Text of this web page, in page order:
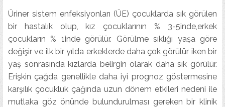
Üriner sistem enfeksiyonları (ÜE) çocuklarda sık görülen
bir hastalık olup, kız çocuklarının % 3-5inde,erkek
çocukların % 1inde görülür. Görülme sıklığı yaşa göre
değişir ve ilk bir yılda erkeklerde daha çok görülür iken bir
yaş sonrasında kızlarda belirgin olarak daha sık görülür.
Erişkin çağda genellikle daha iyi prognoz göstermesine
karşılık çocukluk çağında uzun dönem etkileri nedeni ile
mutlaka göz önünde bulundurulması gereken bir klinik